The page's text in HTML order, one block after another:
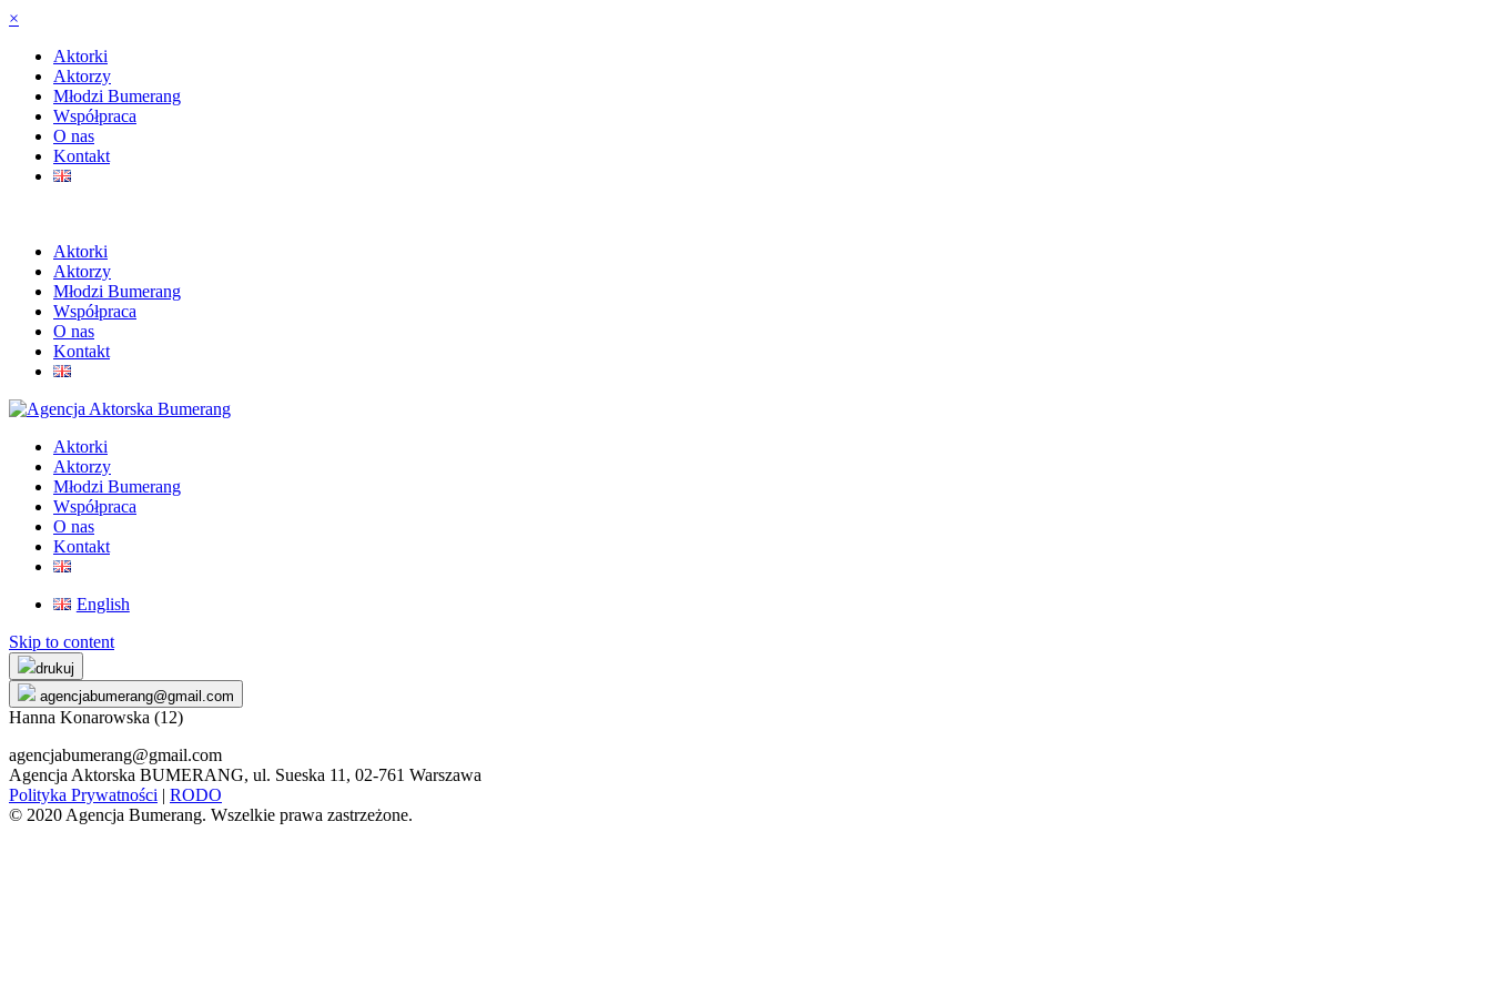
×
Aktorki
Aktorzy
Młodzi Bumerang
Współpraca
O nas
Kontakt
Aktorki
Aktorzy
Młodzi Bumerang
Współpraca
O nas
Kontakt
Aktorki
Aktorzy
Młodzi Bumerang
Współpraca
O nas
Kontakt
English
Skip to content
drukuj
agencjabumerang@gmail.com
Hanna Konarowska (12)
agencjabumerang@gmail.com
Agencja Aktorska BUMERANG, ul. Sueska 11, 02-761 Warszawa
Polityka Prywatności | RODO
© 2020 Agencja Bumerang. Wszelkie prawa zastrzeżone.